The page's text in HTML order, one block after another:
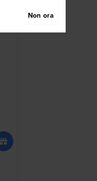
Non ora